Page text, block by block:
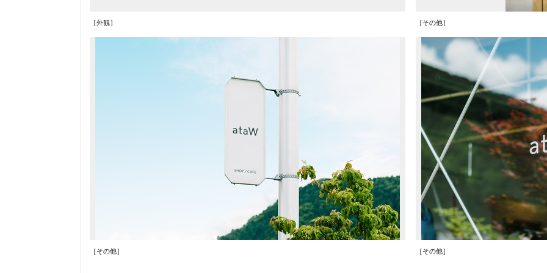
［外観］ ［その他］
［その他］ ［その他］